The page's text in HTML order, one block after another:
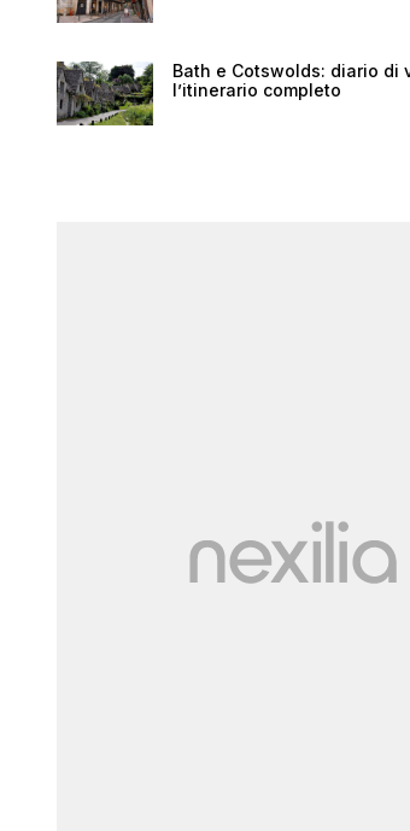
Bath e Cotswolds: diario di
l’itinerario completo